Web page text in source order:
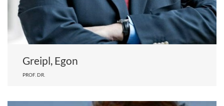
Greipl, Egon
PROF. DR.